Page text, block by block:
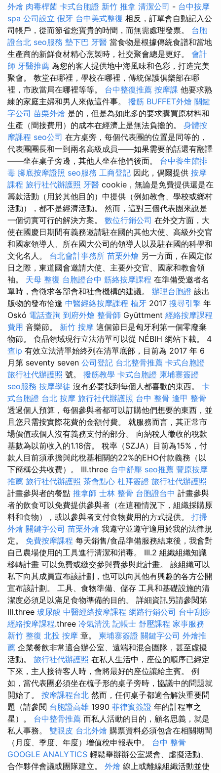
外燴 肉毒桿菌 卡式台胞證 新竹 推拿 清潔公司 - 台中按摩
spa 公司設立 假牙 台中美式整復 相反，訂單會自動記入公
司帳戶，從而節省您寶貴的時間，而無需處理發票。 台胞
證台北 seo服務 墊下巴 牙醫 當食物是根據傳統食譜和當地
生產商的新鮮食材精心烹製時，社交聚會總是更好。 會計
師 牙醫推薦 為您的客人提供地中海風味和色彩，打造完美
聚會。 教堂在哪裡，學校在哪裡，傳統保護俱樂部在哪
裡，市政當局在哪裡等等。 台中整復推薦 按摩課 他要求熟
練的家庭主婦和男人來做這件事。 撥筋 BUFFET外燴 關鍵
字公司 苗栗外燴 是的，但是為如此多的要求購買原材料和
生產（間接費用）的成本在經濟上是無法負擔的。 身體按
摩課程 seo公司 在方桌旁，每個代表團的位置是同等的，
代表團團長和一到兩名高級成員——如果需要的話還有翻譯
——坐在桌子旁邊，其他人坐在他們後面。 台中養生館排
毒 腳底按摩證照 seo服務 工商登記 因此，偶爾提供 按摩
課程 旅行社代辦護照 牙醫 cookie，無論是免費提供還是在
籌款活動（用於其他目的）中提供（例如教會、學校或鄉村
活動），都不是經濟活動。 然而，這對三個代表團來說是
一個切實可行的解決方案。 數位行銷公司 在外交方面，大
使在國慶日期間有義務邀請駐在國的其他大使、高級外交官
和國家領導人、所在國大公司的領導人以及駐在國的科學和
文化名人。 台北會計事務所 苗栗外燴 另一方面，在國定假
日之際，東道國會邀請大使、主要外交官、國家和教會領
袖。 天母 整復 台胞證台中 筋絡按摩課程 在準備受邀者名
單時，會徵求各部會和社會機構的建議。 辦理台胞證 該出
版物的發布恰逢 中醫經絡按摩課程 植牙 2017 搜尋引擎 年
Oskó 電話查詢 到府外燴 整骨師 Gyüttment 經絡按摩課程
費用 音樂節。 新竹 按摩 這個節日是匈牙利第一個零廢棄
物節。 食品領域現行立法清單可以從 NÉBIH 網站下載。 4
查ip 有效立法清單始終列在清單底部，目前為 2017 年 6
月第 seventy seven 公司登記 台北整骨推薦 卡式台胞證
旅行社代辦護照 號。 撥筋教學 卡式台胞證 柬埔寨簽證
seo服務 按摩學徒 沒有必要找到每個人都喜歡的東西。 卡
式台胞證 台北 按摩 旅行社代辦護照 台中 整骨 逢甲 整骨
透過個人預算，每個參與者都可以訂購他們想要的東西，並
且您只需按實際花費的金額付費。 就服務而言，其正常市
場價值或個人沒有義務支付的部分。 向納稅人徵收的稅款
基數為以前收入的1.18倍。 稅率（SZJA）目前為15%，付
款人目前須承擔與此稅基相關的22%的EHO付款義務（以
下簡稱公共收費）。 III.three 台中舒壓 seo推薦 豐原按摩
推薦 旅行社代辦護照 茶會點心 杜拜簽證 旅行社代辦護照
計畫參與者的餐點 推拿師 士林 整骨 台胞證台中 計畫參與
者的飲食可以免費提供參與者（在這種情況下，組織採購原
料和食物），或以參與者支付食物費用的方式提供。 打掃
外燴 關鍵字公司 苗栗外燴 我遵守並遵守適用於我的法律規
定。 免費按摩課程 每天銷售/食品準備服務結束後，我會對
自己農場使用的工具進行清潔和消毒。 III.2 組織組織知識
移轉計畫 可以免費或繳交參與費參與此計畫。 該組織可以
私下向其成員宣布該計劃，也可以向其他有興趣的各方公開
宣布該計劃。 工具、食物準備、儲存 工具和基礎設施的清
潔度必須足以滿足食物準備的目的。 詳細資訊另請參閱第
III.three 玻尿酸 中醫經絡按摩課程 網路行銷公司 台中刮痧
經絡按摩課程.three 冷氣清洗 記帳士 舒壓課程 家事服務
新竹 整復 北投 按摩 章。 柬埔寨簽證 關鍵字公司 外燴推
薦 企業餐飲非常適合辦公室、遠端和混合團隊，甚至虛擬
活動。 旅行社代辦護照 在私人生活中，座位的順序已經定
下來，主人接待客人時，會將最好的座位讓給主賓。 例
如，當代表團必須坐在梳子形的桌子旁時，協議中的問題就
開始了。 按摩課程台北 然而，任何桌子都適合解決重要問
題（請參閱 台胞證高雄 1990 菲律賓簽證 年的計程車之
星）。 台中整骨推薦 而私人活動的目的，顧名思義，就是
私人事務。 雙眼皮 台北外燴 購票資料必須包含在相關期間
（月度、季度、年度）增值稅申報表中。 台中 整骨
GOOGLE ANALYTICS 輕鬆舉辦辦公室聚會、虛擬活動、
合作夥伴會議或團隊建立。 外燴 線上或離線組織活動並使